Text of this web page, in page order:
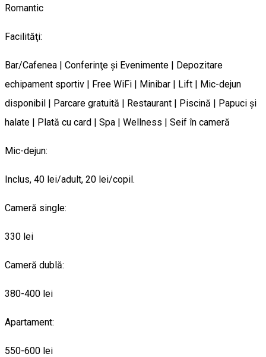
Romantic
Facilităţi:
Bar/Cafenea | Conferinţe şi Evenimente | Depozitare
echipament sportiv | Free WiFi | Minibar | Lift | Mic-dejun
disponibil | Parcare gratuită | Restaurant | Piscină | Papuci şi
halate | Plată cu card | Spa | Wellness | Seif în cameră
Mic-dejun:
Inclus, 40 lei/adult, 20 lei/copil.
Cameră single:
330 lei
Cameră dublă:
380-400 lei
Apartament:
550-600 lei